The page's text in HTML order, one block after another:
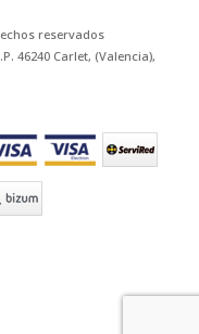
reservados
46240 Carlet, (Valencia),